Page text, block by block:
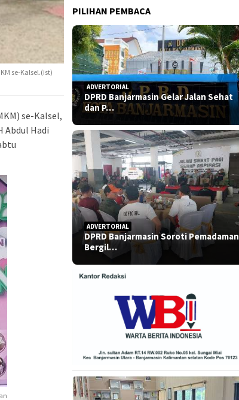
se-Kalsel.(ist)
se-Kalsel,
Abdul Hadi
PILIHAN PEMBACA
ADVERTORIAL
DPRD Banjarmasin Gelar Jalan Sehat
dan P…
ADVERTORIAL
DPRD Banjarmasin Soroti Pemadaman
Bergil…